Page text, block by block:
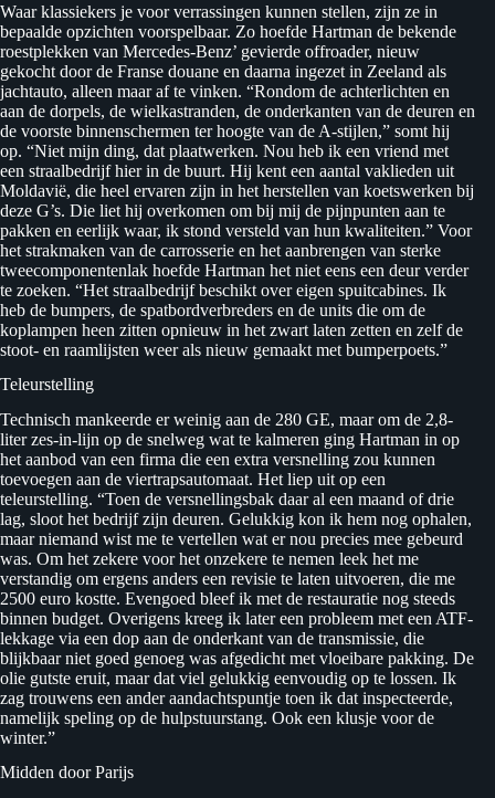
Waar klassiekers je voor verrassingen kunnen stellen, zijn ze in
bepaalde opzichten voorspelbaar. Zo hoefde Hartman de bekende
roestplekken van Mercedes-Benz’ gevierde offroader, nieuw
gekocht door de Franse douane en daarna ingezet in Zeeland als
jachtauto, alleen maar af te vinken. “Rondom de achterlichten en
aan de dorpels, de wielkastranden, de onderkanten van de deuren en
de voorste binnenschermen ter hoogte van de A-stijlen,” somt hij
op. “Niet mijn ding, dat plaatwerken. Nou heb ik een vriend met
een straalbedrijf hier in de buurt. Hij kent een aantal vaklieden uit
Moldavië, die heel ervaren zijn in het herstellen van koetswerken bij
deze G’s. Die liet hij overkomen om bij mij de pijnpunten aan te
pakken en eerlijk waar, ik stond versteld van hun kwaliteiten.” Voor
het strakmaken van de carrosserie en het aanbrengen van sterke
tweecomponentenlak hoefde Hartman het niet eens een deur verder
te zoeken. “Het straalbedrijf beschikt over eigen spuitcabines. Ik
heb de bumpers, de spatbordverbreders en de units die om de
koplampen heen zitten opnieuw in het zwart laten zetten en zelf de
stoot- en raamlijsten weer als nieuw gemaakt met bumperpoets.”
Teleurstelling
Technisch mankeerde er weinig aan de 280 GE, maar om de 2,8-
liter zes-in-lijn op de snelweg wat te kalmeren ging Hartman in op
het aanbod van een firma die een extra versnelling zou kunnen
toevoegen aan de viertrapsautomaat. Het liep uit op een
teleurstelling. “Toen de versnellingsbak daar al een maand of drie
lag, sloot het bedrijf zijn deuren. Gelukkig kon ik hem nog ophalen,
maar niemand wist me te vertellen wat er nou precies mee gebeurd
was. Om het zekere voor het onzekere te nemen leek het me
verstandig om ergens anders een revisie te laten uitvoeren, die me
2500 euro kostte. Evengoed bleef ik met de restauratie nog steeds
binnen budget. Overigens kreeg ik later een probleem met een ATF-
lekkage via een dop aan de onderkant van de transmissie, die
blijkbaar niet goed genoeg was afgedicht met vloeibare pakking. De
olie gutste eruit, maar dat viel gelukkig eenvoudig op te lossen. Ik
zag trouwens een ander aandachtspuntje toen ik dat inspecteerde,
namelijk speling op de hulpstuurstang. Ook een klusje voor de
winter.”
Midden door Parijs